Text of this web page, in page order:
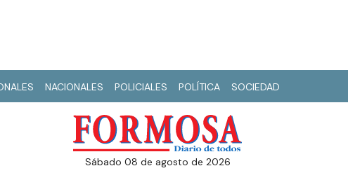
NACIONALES POLICIALES POLÍTICA SOCIEDAD
sábado 08 de agosto de 2026